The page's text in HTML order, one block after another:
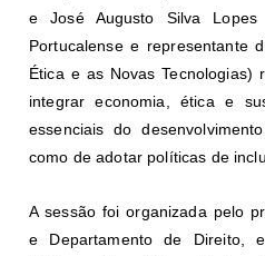
e José Augusto Silva Lopes
Portucalense e representante
Ética e as Novas Tecnologias)
integrar economia, ética e
essenciais do
como de adotar políticas de
A sessão foi organizada pelo
e Departamento de Direito,